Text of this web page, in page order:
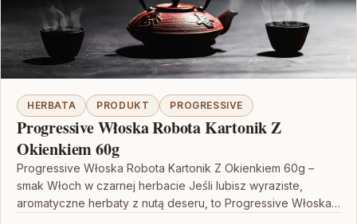
HERBATA PRODUKT PROGRESSIVE
Progressive Włoska Robota Kartonik Z
Okienkiem 60g
Progressive Włoska Robota Kartonik Z Okienkiem 60g –
smak Włoch w czarnej herbacie Jeśli lubisz wyraziste,
aromatyczne herbaty z nutą deseru, to Progressive Włoska…